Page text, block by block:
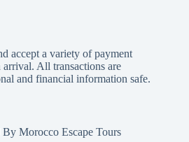
accept a variety of payment
All transactions are
and financial information safe.
Morocco Escape Tours